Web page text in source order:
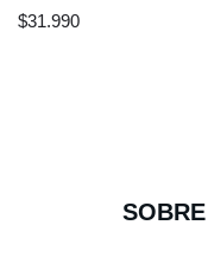
$31.990